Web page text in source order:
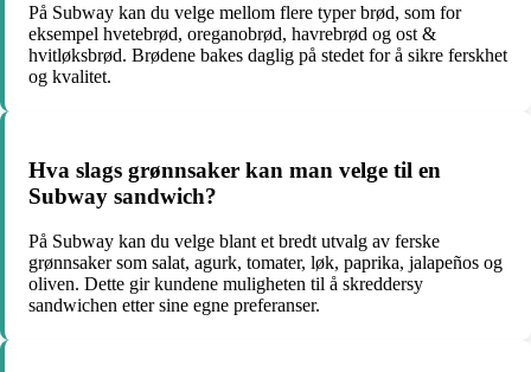
På Subway kan du velge mellom flere typer brød, som for
eksempel hvetebrød, oreganobrød, havrebrød og ost &
hvitløksbrød. Brødene bakes daglig på stedet for å sikre ferskhet
og kvalitet.
Hva slags grønnsaker kan man velge til en
Subway sandwich?
På Subway kan du velge blant et bredt utvalg av ferske
grønnsaker som salat, agurk, tomater, løk, paprika, jalapeños og
oliven. Dette gir kundene muligheten til å skreddersy
sandwichen etter sine egne preferanser.